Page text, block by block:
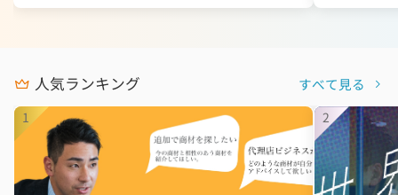
人気ランキング すべて見る